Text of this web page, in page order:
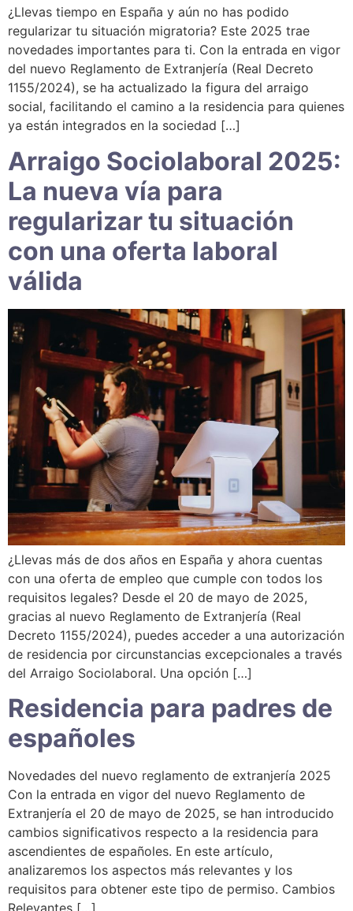
¿Llevas tiempo en España y aún no has podido
regularizar tu situación migratoria? Este 2025 trae
novedades importantes para ti. Con la entrada en vigor
del nuevo Reglamento de Extranjería (Real Decreto
1155/2024), se ha actualizado la figura del arraigo
social, facilitando el camino a la residencia para quienes
ya están integrados en la sociedad […]
Arraigo Sociolaboral 2025:
La nueva vía para
regularizar tu situación
con una oferta laboral
válida
¿Llevas más de dos años en España y ahora cuentas
con una oferta de empleo que cumple con todos los
requisitos legales? Desde el 20 de mayo de 2025,
gracias al nuevo Reglamento de Extranjería (Real
Decreto 1155/2024), puedes acceder a una autorización
de residencia por circunstancias excepcionales a través
del Arraigo Sociolaboral. Una opción […]
Residencia para padres de
españoles
Novedades del nuevo reglamento de extranjería 2025
Con la entrada en vigor del nuevo Reglamento de
Extranjería el 20 de mayo de 2025, se han introducido
cambios significativos respecto a la residencia para
ascendientes de españoles. En este artículo,
analizaremos los aspectos más relevantes y los
requisitos para obtener este tipo de permiso. Cambios